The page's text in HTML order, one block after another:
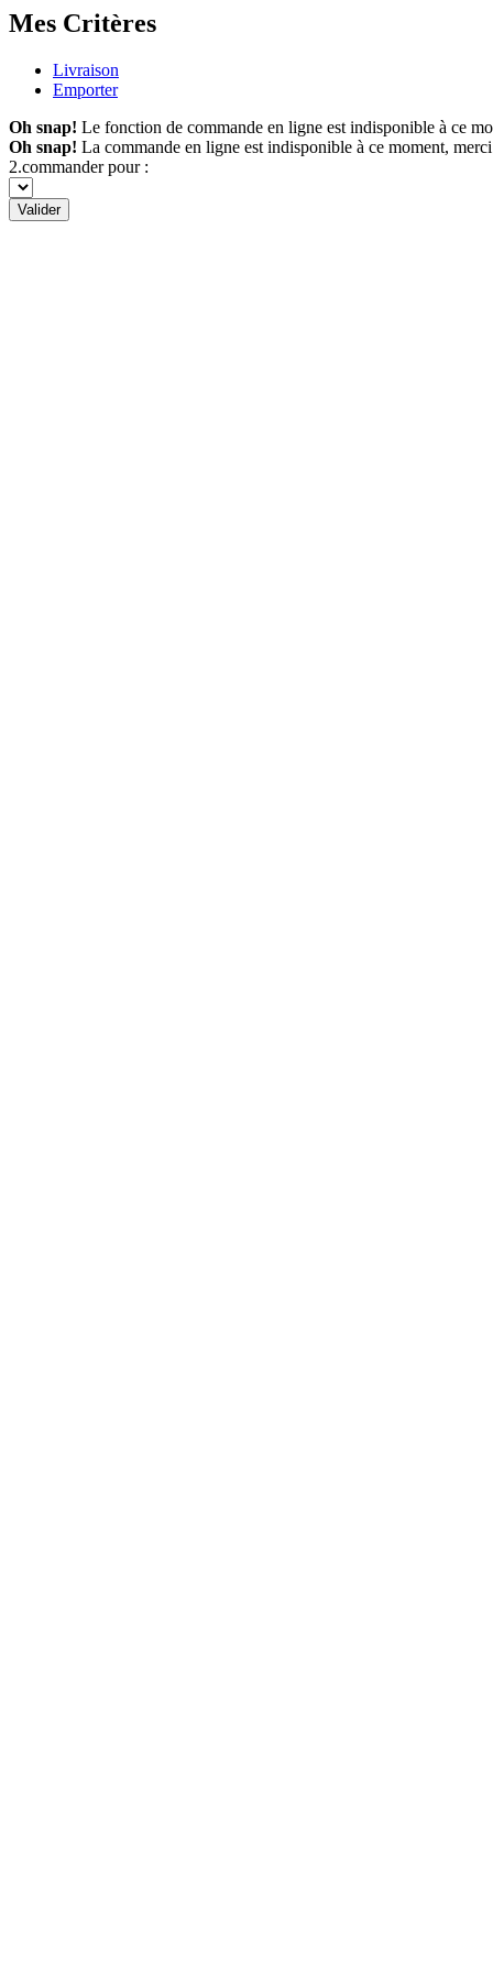
Mes Critères
Livraison
Emporter
Oh snap! Le fonction de commande en ligne est indisponible à ce
Oh snap! La commande en ligne est indisponible à ce moment,
2.commander pour :
Valider